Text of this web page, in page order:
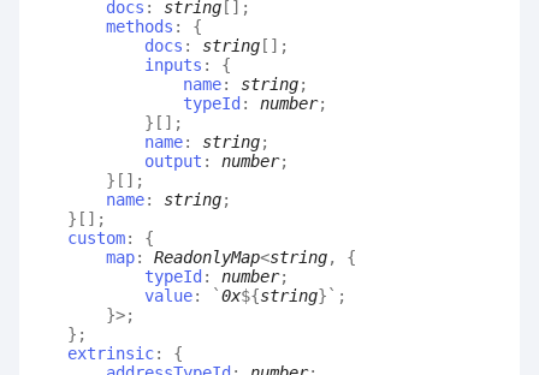
docs : string [] ;
methods : {
docs : string [] ;
inputs : {
name: string;
typeId : number;
} [] ;
name: string;
output : number;
} [] ;
name: string;
} [] ;
custom: {
map: ReadonlyMap<string, {
typeId : number;
value: `0x${string} ` ;
}>;
} ;
extrinsic: {